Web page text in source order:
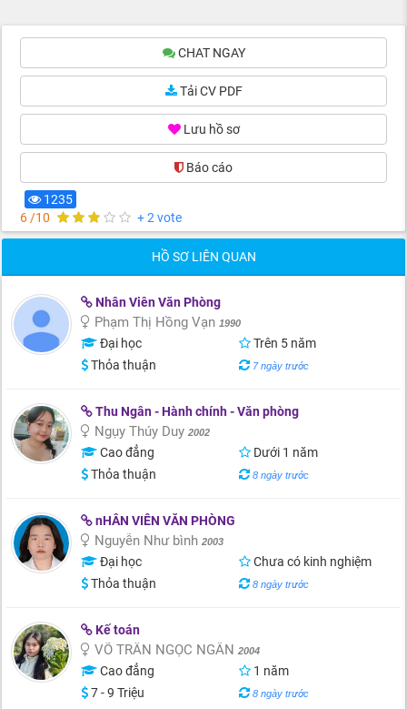
CHAT NGAY
Tải CV PDF
Lưu hồ sơ
Báo cáo
1235
6 /10
+ 2 vote
HỒ SƠ LIÊN QUAN
Nhân Viên Văn Phòng
Phạm Thị Hồng Vạn 1990
Đại học
Trên 5 năm
Thỏa thuận
7 ngày trước
Thu Ngân - Hành chính - Văn phòng
Ngụy Thúy Duy 2002
Cao đẳng
Dưới 1 năm
Thỏa thuận
8 ngày trước
nHÂN VIÊN VĂN PHÒNG
Nguyễn Như bình 2003
Đại học
Chưa có kinh nghiệm
Thỏa thuận
8 ngày trước
Kế toán
VÕ TRẦN NGỌC NGÂN 2004
Cao đẳng
1 năm
7 - 9 Triệu
8 ngày trước